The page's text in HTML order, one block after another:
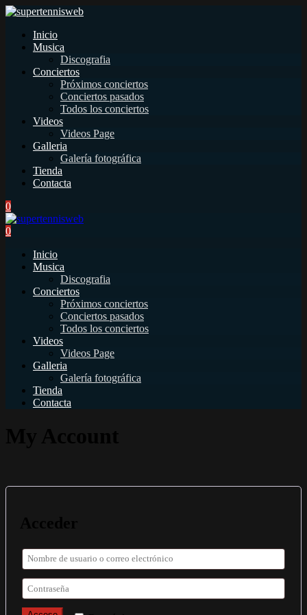
Inicio
Musica
Discografia
Conciertos
Próximos conciertos
Conciertos pasados
Todos los conciertos
Videos
Videos Page
Galleria
Galería fotográfica
Tienda
Contacta
0
0
Inicio
Musica
Discografia
Conciertos
Próximos conciertos
Conciertos pasados
Todos los conciertos
Videos
Videos Page
Galleria
Galería fotográfica
Tienda
Contacta